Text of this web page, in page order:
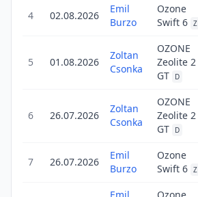
4 02.08.2026
Emil
Burzo
Ozone
Swift 6 Z
5 01.08.2026
Zoltan
Csonka
OZONE
Zeolite 2
GT
D
6 26.07.2026
Zoltan
Csonka
OZONE
Zeolite 2
GT
D
7 26.07.2026
Emil
Burzo
Ozone
Swift 6 Z